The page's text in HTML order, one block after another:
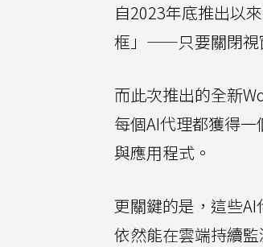
自2023年底推出以
框」——只要關閉視
而此次推出的全新
每個AI代理都獲得
與應用程式。
更關鍵的是，這些
依然能在雲端持續